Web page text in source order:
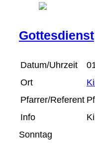
Gottesdienst
Datum/Uhrzeit
Ort
Pfarrer/Referent
Info
Sonntag